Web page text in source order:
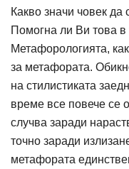
Какво значи човек да
Помогна ли Ви това в
Метафорологията,
за метафората.
на стилистиката
време все повече се
случва заради
точно заради
метафората